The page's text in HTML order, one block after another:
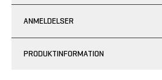
ANMELDELSER
PRODUKTINFORMATION